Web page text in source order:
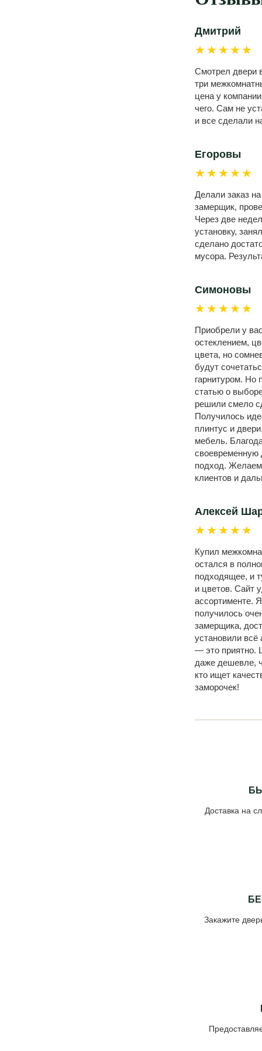
Дмитрий
★★★★★
Смотрел двери
три
цена у
чего. Сам не
и все сделали
Егоровы
★★★★★
Делали заказ
замерщик,
Через две
установку,
сделано
мусора.
Симоновы
★★★★★
Приобрели у
остеклением,
цвета, но
будут
гарнитуром. Но
статью о
решили смело
Получилось
плинтус и
мебель.
своевременную
подход.
клиентов и
Алексей
★★★★★
Купил
остался в
подходящее, и
и цветов. Сайт
ассортименте.
получилось
замерщика,
установили всё
— это приятно.
даже дешевле,
кто ищет
заморочек!
Доставка на
Закажите